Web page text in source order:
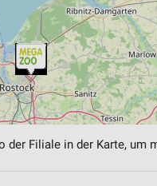
der Filiale in der Karte, um